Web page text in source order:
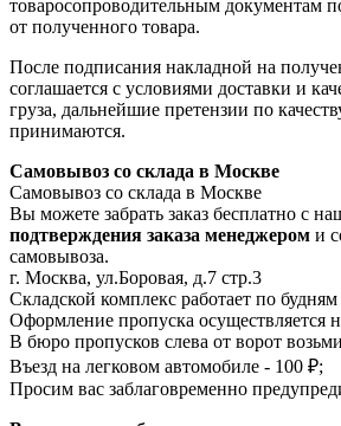
товаросопроводительным документам
от полученного товара.
После подписания накладной на
соглашается с условиями доставки и
груза, дальнейшие претензии по
принимаются.
Самовывоз со склада в Москве
Самовывоз со склада в Москве
Вы можете забрать заказ бесплатно с
подтверждения заказа менеджером и
самовывоза.
г. Москва, ул.Боровая, д.7 стр.3
Складской комплекс работает по
Оформление пропуска осуществляется
В бюро пропусков слева от ворот
Въезд на легковом автомобиле - 100 ₽;
Просим вас заблаговременно